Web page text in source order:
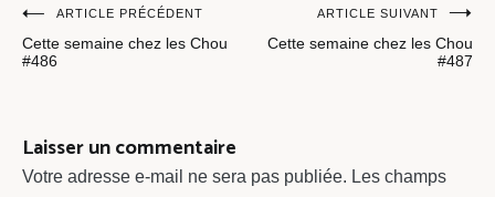
Navigation
de
ARTICLE PRÉCÉDENT
Cette semaine chez les Chou
#486
ARTICLE SUIVANT
Cette semaine chez les Chou
#487
Laisser un commentaire
Votre adresse e-mail ne sera pas publiée. Les champs